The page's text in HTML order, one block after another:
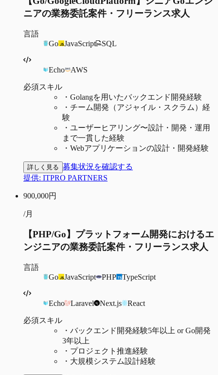
ニアの業務委託案件・フリーランス求人
言語
Go
JavaScript SQL
Echo AWS
必須スキル
・ Golangを用いたバックエンド開発経験
・ チーム開発（アジャイル・スクラム）経
験
・ ユーザーヒアリング〜設計・開発・運用
まで一貫した経験
・ Webアプリケーションの設計・開発経験
詳しく見る 募集状況を確認する
提供: ITPRO PARTNERS
900,000円
/月
【PHP/Go】プラットフォーム開発におけるエ
ンジニアの業務委託案件・フリーランス求人
言語
Go
JavaScript PHP TypeScript
Echo Laravel Next.js React
必須スキル
・ バックエンド開発経験5年以上 or Go開発
3年以上
・ プロジェクト推進経験
・ 大規模システム設計経験